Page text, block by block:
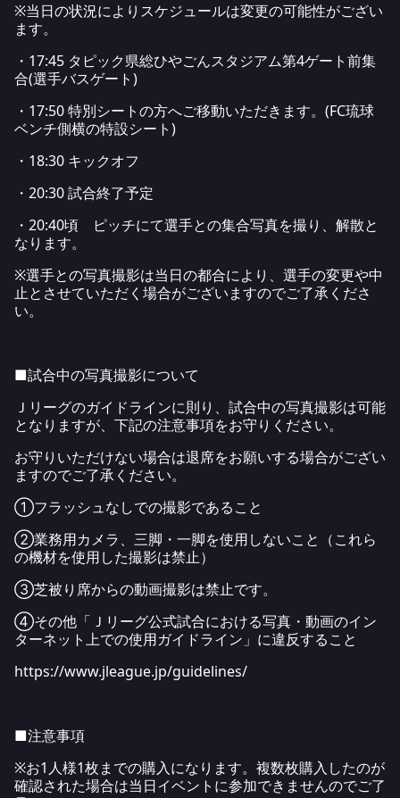
※当日の状況によりスケジュールは変更の可能性がござい
ます。
・17:45 タピック県総ひやごんスタジアム第4ゲート前集
合(選手バスゲート)
・17:50 特別シートの方へご移動いただきます。(FC琉球
ベンチ側横の特設シート)
・18:30 キックオフ
・20:30 試合終了予定
・20:40頃 ピッチにて選手との集合写真を撮り、解散と
なります。
※選手との写真撮影は当日の都合により、選手の変更や中
止とさせていただく場合がございますのでご了承くださ
い。
■試合中の写真撮影について
Ｊリーグのガイドラインに則り、試合中の写真撮影は可能
となりますが、下記の注意事項をお守りください。
お守りいただけない場合は退席をお願いする場合がござい
ますのでご了承ください。
①フラッシュなしでの撮影であること
②業務用カメラ、三脚・一脚を使用しないこと（これら
の機材を使用した撮影は禁止）
③芝被り席からの動画撮影は禁止です。
④その他「Ｊリーグ公式試合における写真・動画のイン
ターネット上での使用ガイドライン」に違反すること
https://www.jleague.jp/guidelines/
■注意事項
※お1人様1枚までの購入になります。複数枚購入したのが
確認された場合は当日イベントに参加できませんのでご了